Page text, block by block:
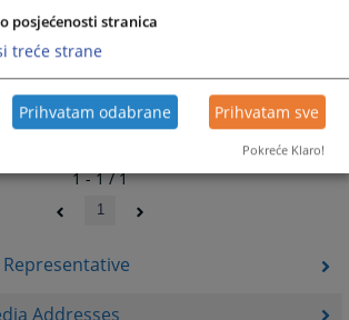
Addresses
shortcuts
for
changing
dates.
1 - 1 / 1
1
posjećenosti stranica
treće strane
Prihvatam odabrane Prihvatam sve
Pokreće Klaro!